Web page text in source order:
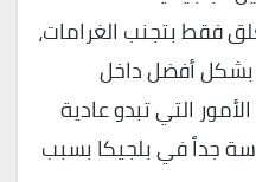
فقط بتجنب الغرامات،
بشكل أفضل داخل
التي تبدو عادية
جداً في بلجيكا بسبب